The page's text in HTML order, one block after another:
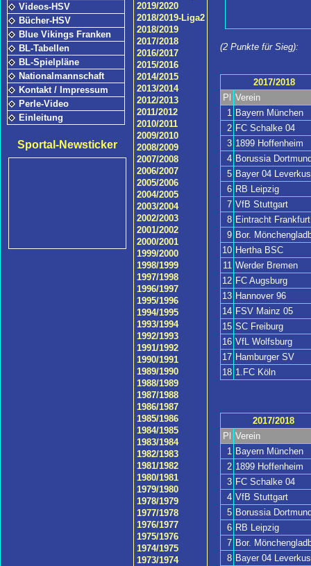
Videos-HSV
Bücher-HSV
Blue Vikings Franken
BL-Tabellen
BL-Spielpläne
Nationalmannschaft
Kontakt / Impressum
Perle-Video
Einleitung
Sportal-Newsticker
(2 Punkte für Sieg):
2017/2018
Pl Verein
1 Bayern München
2 FC Schalke 04
3 1899 Hoffenheim
4 Borussia
5 Bayer 04
6 RB Leipzig
7 VfB Stuttgart
8 Eintracht Frankfurt
9 Bor.
10 Hertha BSC
11 Werder Bremen
12 FC Augsburg
13 Hannover 96
14 FSV Mainz 05
15 SC Freiburg
16 VfL Wolfsburg
17 Hamburger SV
18 1.FC Köln
2017/2018
Pl
Verein
1
Bayern München
2 1899 Hoffenheim
3 FC Schalke 04
4 VfB Stuttgart
5 Borussia
6 RB Leipzig
7 Bor.
8 Bayer 04
2019/2020
2018/2019-Liga2
2018/2019
2017/2018
2016/2017
2015/2016
2014/2015
2013/2014
2012/2013
2011/2012
2010/2011
2009/2010
2008/2009
2007/2008
2006/2007
2005/2006
2004/2005
2003/2004
2002/2003
2001/2002
2000/2001
1999/2000
1998/1999
1997/1998
1996/1997
1995/1996
1994/1995
1993/1994
1992/1993
1991/1992
1990/1991
1989/1990
1988/1989
1987/1988
1986/1987
1985/1986
1984/1985
1983/1984
1982/1983
1981/1982
1980/1981
1979/1980
1978/1979
1977/1978
1976/1977
1975/1976
1974/1975
1973/1974